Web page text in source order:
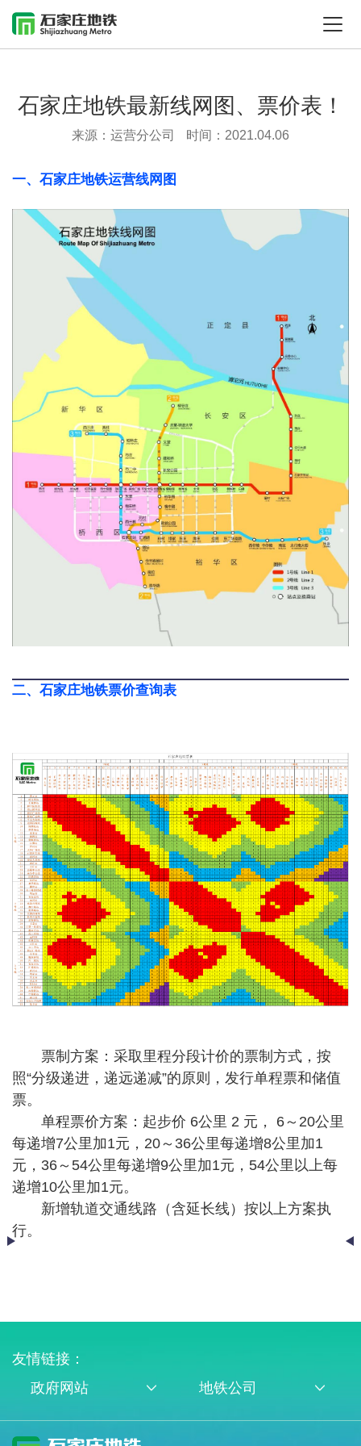
石家庄地铁最新线网图、票价表！
来源：运营分公司 时间：2021.04.06
一、石家庄地铁运营线网图
二、石家庄地铁票价查询表
票制方案：采取里程分段计价的票制方式，按
照“分级递进，递远递减”的原则，发行单程票和储值
票。
单程票价方案：起步价 6公里 2 元， 6～20公里
每递增7公里加1元，20～36公里每递增8公里加1
元，36～54公里每递增9公里加1元，54公里以上每
递增10公里加1元。
新增轨道交通线路（含延长线）按以上方案执
行。
友情链接：
政府网站
地铁公司